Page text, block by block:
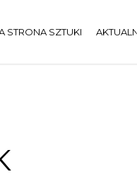
STRONA SZTUKI